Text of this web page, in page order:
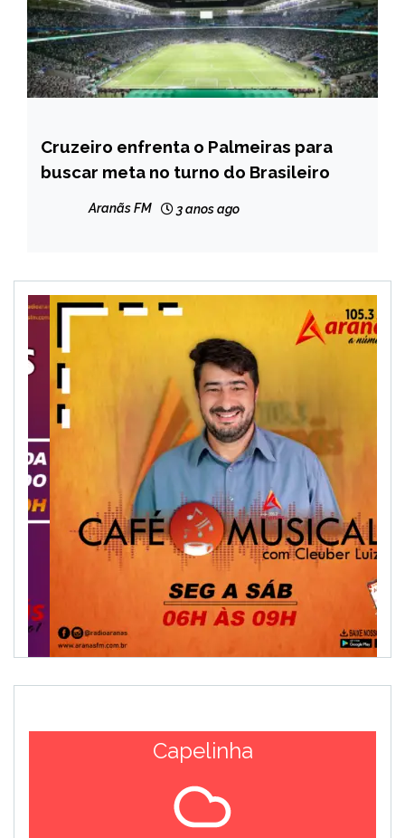
ESPORTES
Cruzeiro enfrenta o Palmeiras para
buscar meta no turno do Brasileiro
Aranãs FM 3 anos ago
Capelinha